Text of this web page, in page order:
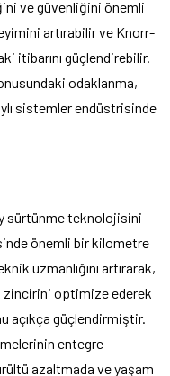
ve güvenliğini önemli
artırabilir ve Knorr-
itibarını güçlendirebilir.
odaklanma,
sistemler endüstrisinde
sürtünme teknolojisini
önemli bir kilometre
uzmanlığını artırarak,
optimize ederek
açıkça güçlendirmiştir.
entegre
azaltmada ve yaşam